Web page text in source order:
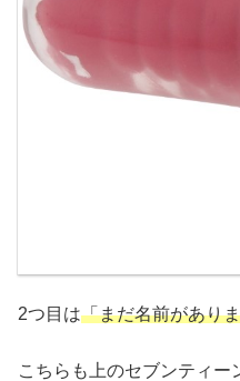
2つ目は「まだ名前があり
こちらも上のセブンティー